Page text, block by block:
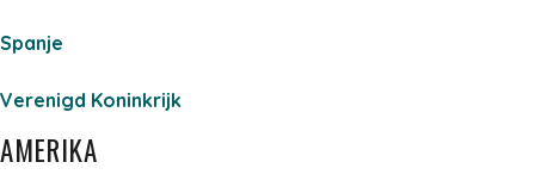
Spanje
Verenigd Koninkrijk
AMERIKA